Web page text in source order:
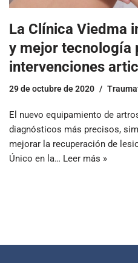
La Clínica Viedma
y mejor tecnología
intervenciones
29 de octubre de 2020
El nuevo equipamiento de
diagnósticos más precisos,
mejorar la recuperación de
Único en la… Leer más »